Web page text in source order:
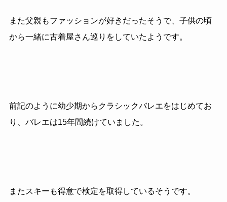
また父親もファッションが好きだったそうで、子供の頃
から一緒に古着屋さん巡りをしていたようです。
前記のように幼少期からクラシックバレエをはじめてお
り、バレエは15年間続けていました。
またスキーも得意で検定を取得しているそうです。